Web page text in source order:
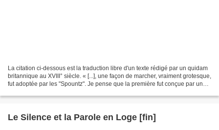
La citation ci-dessous est la traduction libre d'un texte rédigé par un quidam
britannique au XVIII° siècle. « [...], une façon de marcher, vraiment grotesque,
fut adoptée par les "Spountz". Je pense que la première fut conçue par un
Le Silence et la Parole en Loge [fin]